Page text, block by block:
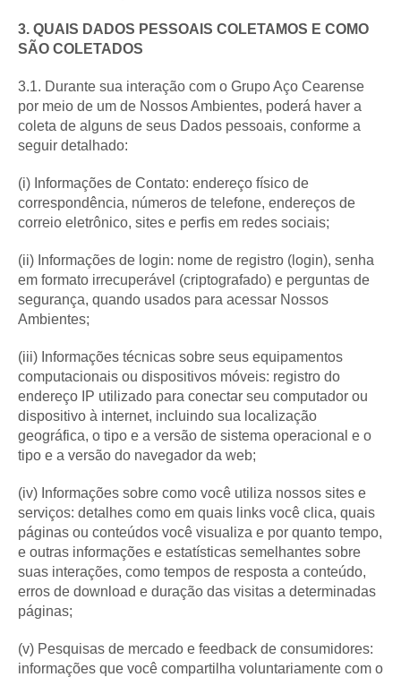
3. QUAIS DADOS PESSOAIS COLETAMOS E COMO
SÃO COLETADOS
3.1. Durante sua interação com o Grupo Aço Cearense
por meio de um de Nossos Ambientes, poderá haver a
coleta de alguns de seus Dados pessoais, conforme a
seguir detalhado:
(i) Informações de Contato: endereço físico de
correspondência, números de telefone, endereços de
correio eletrônico, sites e perfis em redes sociais;
(ii) Informações de login: nome de registro (login), senha
em formato irrecuperável (criptografado) e perguntas de
segurança, quando usados para acessar Nossos
Ambientes;
(iii) Informações técnicas sobre seus equipamentos
computacionais ou dispositivos móveis: registro do
endereço IP utilizado para conectar seu computador ou
dispositivo à internet, incluindo sua localização
geográfica, o tipo e a versão de sistema operacional e o
tipo e a versão do navegador da web;
(iv) Informações sobre como você utiliza nossos sites e
serviços: detalhes como em quais links você clica, quais
páginas ou conteúdos você visualiza e por quanto tempo,
e outras informações e estatísticas semelhantes sobre
suas interações, como tempos de resposta a conteúdo,
erros de download e duração das visitas a determinadas
páginas;
(v) Pesquisas de mercado e feedback de consumidores:
informações que você compartilha voluntariamente com o